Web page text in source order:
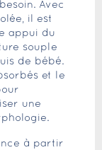
Avec
il est
appui du
souple
de bébé.
et le
une
à partir